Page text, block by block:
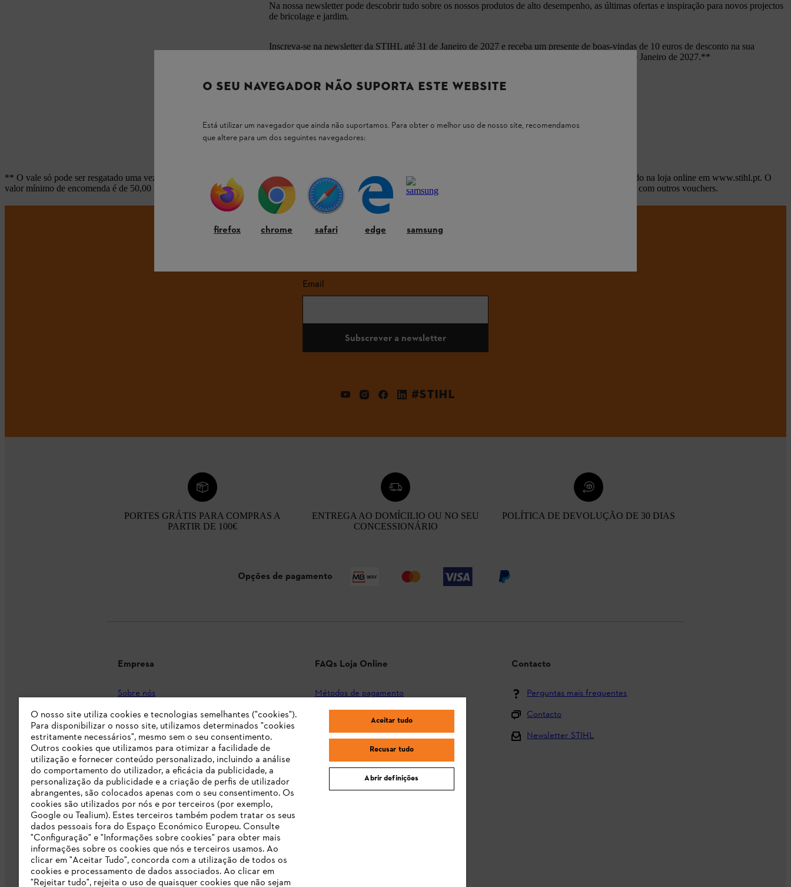
Na nossa newsletter pode descobrir tudo sobre os nossos produtos de alto desempenho, as últimas ofertas e inspiração para novos projectos
de bricolage e jardim.
Inscreva-se na newsletter da STIHL até 31 de Janeiro de 2027 e receba um presente de boas-vindas de 10 euros de desconto na sua
próxima compra. Resgate convenientemente o seu código de voucher na nossa loja online até 31 de Janeiro de 2027.**
** O vale só pode ser resgatado uma vez. Um reembolso em caso de devolução não é possível. Um pagamento em dinheiro não é possível. O voucher só pode ser resgatado na loja online em www.stihl.pt. O
valor mínimo de encomenda é de 50,00 EUR. O período promocional é de 01.01.2022 a 31.01.2027. O voucher é válido até 31.01.2027. Não é possível uma combinação com outros vouchers.
Email
Subscrever a newsletter
#STIHL
PORTES GRÁTIS PARA COMPRAS A
PARTIR DE 100€
ENTREGA AO DOMÍCILIO OU NO SEU
CONCESSIONÁRIO
POLÍTICA DE DEVOLUÇÃO DE 30 DIAS
Opções de pagamento
Empresa
Sobre nós
Imprensa
Carreira
Responsabilidade
Linha Integridade STIHL
Informação para fornecedores
Livro de Reclamações
Declaração de acessibilidade
FAQs Loja Online
Métodos de pagamento
Envio e entrega
Devolução
STIHL Orange Deals
Contacto
Perguntas mais frequentes
Contacto
Newsletter STIHL
O SEU NAVEGADOR NÃO SUPORTA ESTE WEBSITE
Está utilizar um navegador que ainda não suportamos. Para obter o melhor uso de nosso site, recomendamos
que altere para um dos seguintes navegadores:
firefox chrome safari edge samsung
O nosso site utiliza cookies e tecnologias semelhantes ("cookies").
Para disponibilizar o nosso site, utilizamos determinados "cookies
estritamente necessários", mesmo sem o seu consentimento.
Outros cookies que utilizamos para otimizar a facilidade de
utilização e fornecer conteúdo personalizado, incluindo a análise
do comportamento do utilizador, a eficácia da publicidade, a
personalização da publicidade e a criação de perfis de utilizador
abrangentes, são colocados apenas com o seu consentimento. Os
cookies são utilizados por nós e por terceiros (por exemplo,
Google ou Tealium). Estes terceiros também podem tratar os seus
dados pessoais fora do Espaço Económico Europeu. Consulte
"Configuração" e "Informações sobre cookies" para obter mais
informações sobre os cookies que nós e terceiros usamos. Ao
clicar em "Aceitar Tudo", concorda com a utilização de todos os
cookies e processamento de dados associados. Ao clicar em
"Rejeitar tudo", rejeita o uso de quaisquer cookies que não sejam
Aceitar tudo
Recusar tudo
Abrir definições